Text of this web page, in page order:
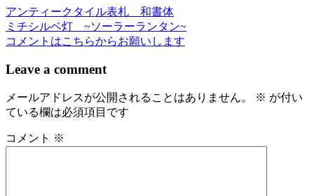
投
稿
ナ
ゲ
シ
アンティークタイル表札 和書体
ミチシルベ灯 ~ソーラーランタン~
コメントはこちらからお願いします
Leave a comment
メールアドレスが公開されることはありません。 ※ が付い
ている欄は必須項目です
コメント ※